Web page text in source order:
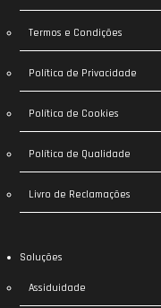
Termos e Condições
Política de Privacidade
Política de Cookies
Política de Qualidade
Livro de Reclamações
Soluções
Assiduidade